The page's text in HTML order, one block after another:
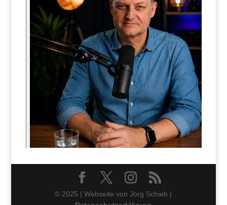
© 2025 | Webseite von Jörg Schieb |